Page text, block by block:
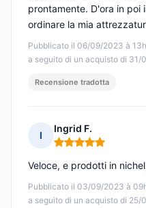
Pubblicato il 06/09/2023 à
a seguito di un acquisto di 31/
prontamente. D'ora in poi
ordinare la mia
Recensione tradotta
I
Ingrid F.
Nota: 5 su 5
Pubblicato il 03/09/2023 à
a seguito di un acquisto di 25/
Veloce, e prodotti in